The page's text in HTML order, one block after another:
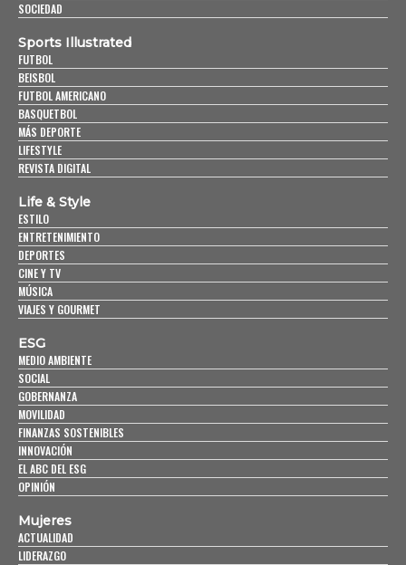
SOCIEDAD
Sports Illustrated
FUTBOL
BEISBOL
FUTBOL AMERICANO
BASQUETBOL
MÁS DEPORTE
LIFESTYLE
REVISTA DIGITAL
Life & Style
ESTILO
ENTRETENIMIENTO
DEPORTES
CINE Y TV
MÚSICA
VIAJES Y GOURMET
ESG
MEDIO AMBIENTE
SOCIAL
GOBERNANZA
MOVILIDAD
FINANZAS SOSTENIBLES
INNOVACIÓN
EL ABC DEL ESG
OPINIÓN
Mujeres
ACTUALIDAD
LIDERAZGO